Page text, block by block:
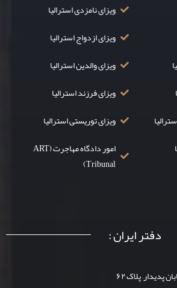
ویزای نامزدی استرالیا
ویزای ازدواج استرالیا
ویزای والدین استرالیا
ویزای فرزند استرالیا
ویزای توریستی استرالیا
امور دادگاه مهاجرت (ART
Tribunal)
دفتر ایران :
پدیدار– پلاک ۶۲